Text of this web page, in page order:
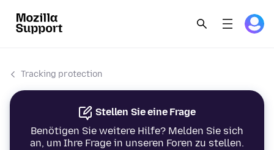
Tracking protection
Stellen Sie eine Frage
Benötigen Sie weitere Hilfe? Melden Sie sich
an, um Ihre Frage in unseren Foren zu stellen.